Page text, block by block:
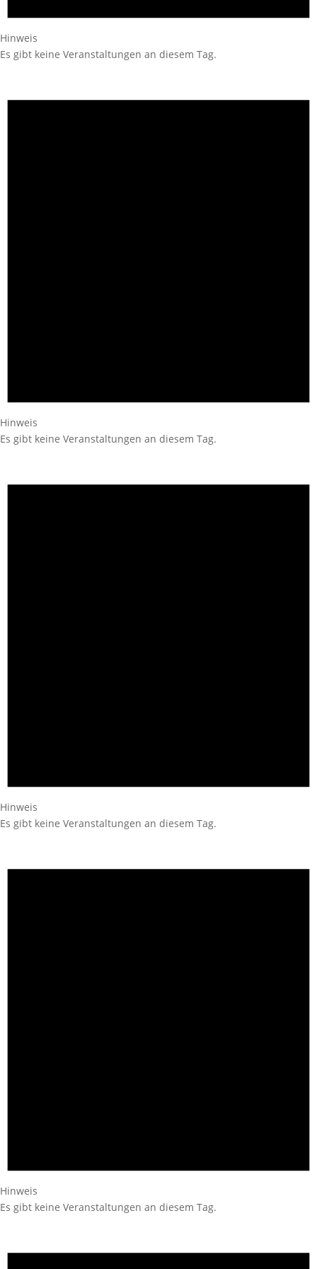
Hinweis
Es gibt keine Veranstaltungen an diesem Tag.
Hinweis
Es gibt keine Veranstaltungen an diesem Tag.
Hinweis
Es gibt keine Veranstaltungen an diesem Tag.
Hinweis
Es gibt keine Veranstaltungen an diesem Tag.